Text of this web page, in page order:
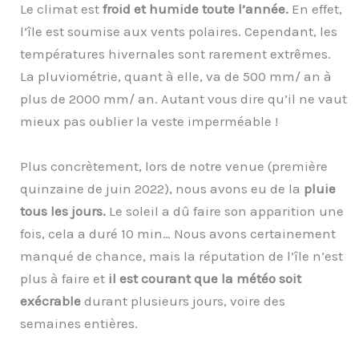
Le climat est froid et humide toute l’année. En effet,
l’île est soumise aux vents polaires. Cependant, les
températures hivernales sont rarement extrêmes.
La pluviométrie, quant à elle, va de 500 mm/ an à
plus de 2000 mm/ an. Autant vous dire qu’il ne vaut
mieux pas oublier la veste imperméable !
Plus concrètement, lors de notre venue (première
quinzaine de juin 2022), nous avons eu de la pluie
tous les jours. Le soleil a dû faire son apparition une
fois, cela a duré 10 min… Nous avons certainement
manqué de chance, mais la réputation de l’île n’est
plus à faire et il est courant que la météo soit
exécrable durant plusieurs jours, voire des
semaines entières.